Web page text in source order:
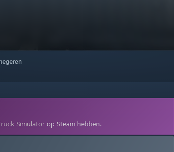
Simulator op Steam hebben.